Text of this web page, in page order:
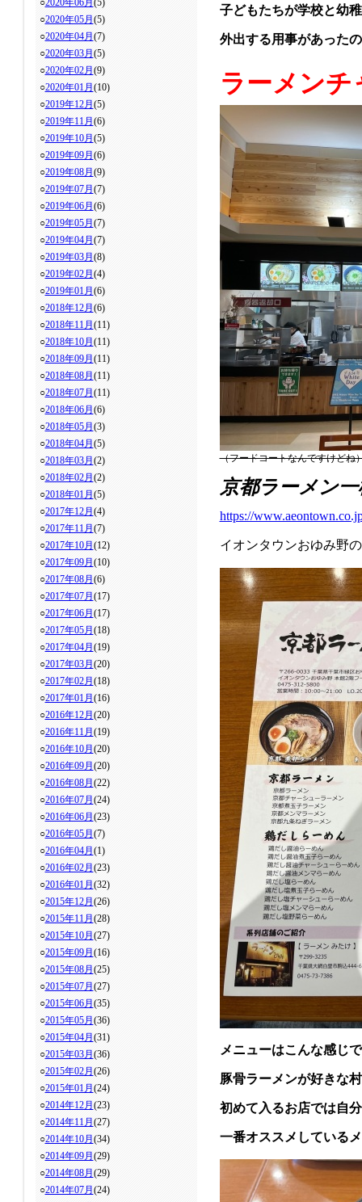
○2020年06月 (5)
○2020年05月 (5)
○2020年04月 (7)
○2020年03月 (5)
○2020年02月 (9)
○2020年01月 (10)
○2019年12月 (5)
○2019年11月 (6)
○2019年10月 (5)
○2019年09月 (6)
○2019年08月 (9)
○2019年07月 (7)
○2019年06月 (6)
○2019年05月 (7)
○2019年04月 (7)
○2019年03月 (8)
○2019年02月 (4)
○2019年01月 (6)
○2018年12月 (6)
○2018年11月 (11)
○2018年10月 (11)
○2018年09月 (11)
○2018年08月 (11)
○2018年07月 (11)
○2018年06月 (6)
○2018年05月 (3)
○2018年04月 (5)
○2018年03月 (2)
○2018年02月 (2)
○2018年01月 (5)
○2017年12月 (4)
○2017年11月 (7)
○2017年10月 (12)
○2017年09月 (10)
○2017年08月 (6)
○2017年07月 (17)
○2017年06月 (17)
○2017年05月 (18)
○2017年04月 (19)
○2017年03月 (20)
○2017年02月 (18)
○2017年01月 (16)
○2016年12月 (20)
○2016年11月 (19)
○2016年10月 (20)
○2016年09月 (20)
○2016年08月 (22)
○2016年07月 (24)
○2016年06月 (23)
○2016年05月 (7)
○2016年04月 (1)
○2016年02月 (23)
○2016年01月 (32)
○2015年12月 (26)
○2015年11月 (28)
○2015年10月 (27)
○2015年09月 (16)
○2015年08月 (25)
○2015年07月 (27)
○2015年06月 (35)
○2015年05月 (36)
○2015年04月 (31)
○2015年03月 (36)
○2015年02月 (26)
○2015年01月 (24)
○2014年12月 (23)
○2014年11月 (27)
○2014年10月 (34)
○2014年09月 (29)
○2014年08月 (29)
○2014年07月 (24)
子どもたちが学校と幼
外出する用事があった
ラーメンチ
（フードコートなんですけどね
京都ラーメン一
https://
イオンタウンおゆみ野
メニューはこんな感じ
豚骨ラーメンが好きな
初めて入るお店では自
一番オススメしている